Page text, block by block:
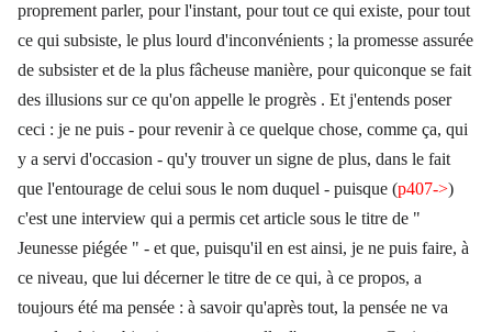
proprement parler, pour l'instant, pour tout ce qui existe, pour tout
ce qui subsiste, le plus lourd d'inconvénients ; la promesse assurée
de subsister et de la plus fâcheuse manière, pour quiconque se fait
des illusions sur ce qu'on appelle le progrès . Et j'entends poser
ceci : je ne puis - pour revenir à ce quelque chose, comme ça, qui
y a servi d'occasion - qu'y trouver un signe de plus, dans le fait
que l'entourage de celui sous le nom duquel - puisque (p407->)
c'est une interview qui a permis cet article sous le titre de "
Jeunesse piégée " - et que, puisqu'il en est ainsi, je ne puis faire, à
ce niveau, que lui décerner le titre de ce qui, à ce propos, a
toujours été ma pensée : à savoir qu'après tout, la pensée ne va